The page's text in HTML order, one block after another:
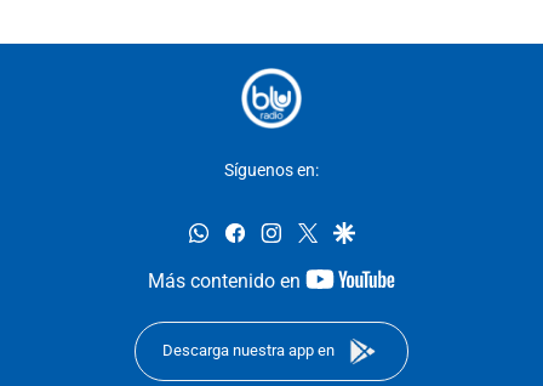
Síguenos en:
whatsappfacebookinstagram
twittergoogle
Más contenido en
youtube-
Descarga nuestra app en